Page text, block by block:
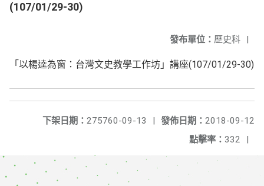
(107/01/29-30)
發布單位： 歷史科 |
「以楊逵為窗：台灣文史教學工作坊」講座(107/01/29-30)
發佈日期： 2018-09-12
下架日期： 275760-09-13
|
點擊率： 332 |